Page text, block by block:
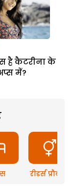
है कैटरीना के
में?
रीडर्स प्रौब्लम